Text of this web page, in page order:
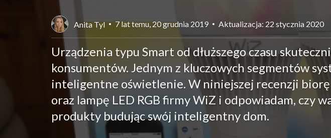
Anita Tyl 7 lat temu, 20 grudnia 2019 Aktualizacja: 22 stycznia 2020
Urządzenia typu Smart od dłuższego czasu
konsumentów. Jednym z kluczowych segmentów
inteligentne oświetlenie. W niniejszej recenzji
oraz lampę LED RGB firmy WiZ i odpowiadam, czy
produkty budując swój inteligentny dom.